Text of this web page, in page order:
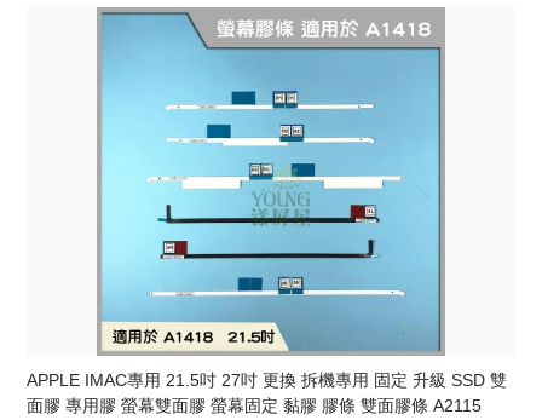
APPLE IMAC專用 21.5吋 27吋 更換 拆機專用 固定 升級 SSD 雙
面膠 專用膠 螢幕雙面膠 螢幕固定 黏膠 膠條 雙面膠條 A2115